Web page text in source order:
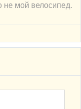
не мой велосипед.